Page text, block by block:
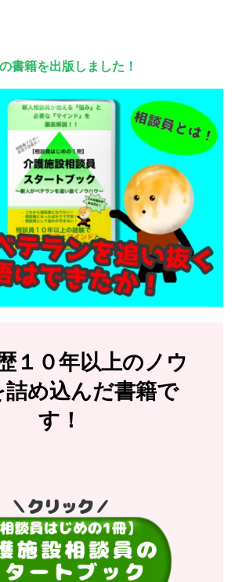
書籍を出版しました！
１０年以上のノウ
め込んだ書籍で
す！